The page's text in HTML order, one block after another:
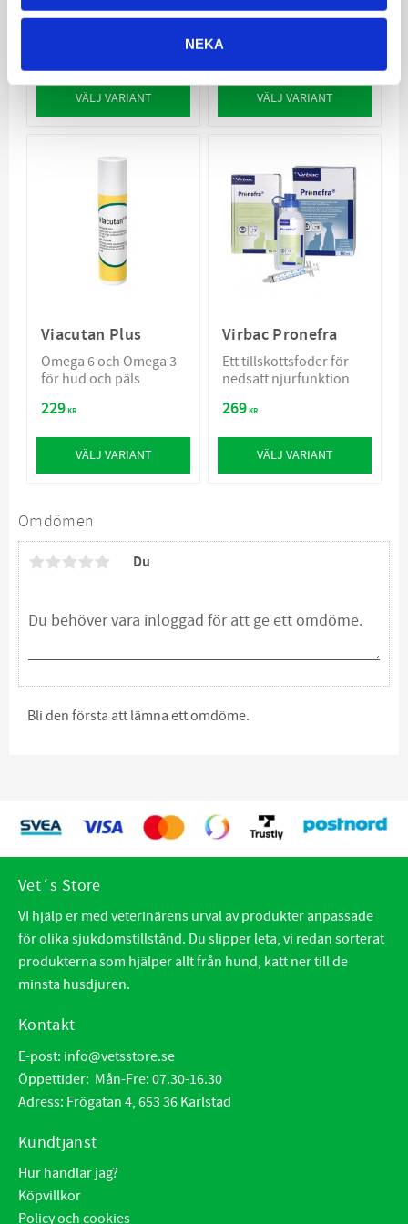
NEKA
Omdömen
Du
Bli den första att lämna ett omdöme.
stadier av njursjukdom
VÄLJ VARIANT
njursjukdom,
235
VÄLJ VARIANT
Viacutan Plus
Omega 6 och Omega 3
för hud och päls
229KR
VÄLJ VARIANT
Virbac Pronefra
Ett tillskottsfoder för
nedsatt njurfunktion
269KR
VÄLJ VARIANT
Vet´s Store
VI hjälp er med veterinärens urval av produkter anpassade
för olika sjukdomstillstånd. Du slipper leta, vi redan sorterat
produkterna som hjälper allt från hund, katt ner till de
minsta husdjuren.
Kontakt
E-post: info@vetsstore.se
Öppettider: Mån-Fre: 07.30-16.30
Adress: Frögatan 4, 653 36 Karlstad
Kundtjänst
Hur handlar jag?
Köpvillkor
Policy och cookies